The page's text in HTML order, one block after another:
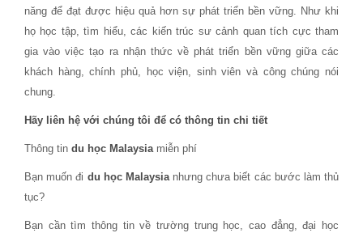
năng để đạt được hiệu quả hơn sự phát triển bền vững. Như khi
họ học tập, tìm hiểu, các kiến trúc sư cảnh quan tích cực tham
gia vào việc tạo ra nhận thức về phát triển bền vững giữa các
khách hàng, chính phủ, học viện, sinh viên và công chúng nói
chung.
Hãy liên hệ với chúng tôi để có thông tin chi tiết
Thông tin du học Malaysiamiễn phí
Bạn muốn đi du học Malaysianhưng chưa biết các bước làm thủ
tục?
Bạn cần tìm thông tin về trường trung học, cao đẳng, đại học